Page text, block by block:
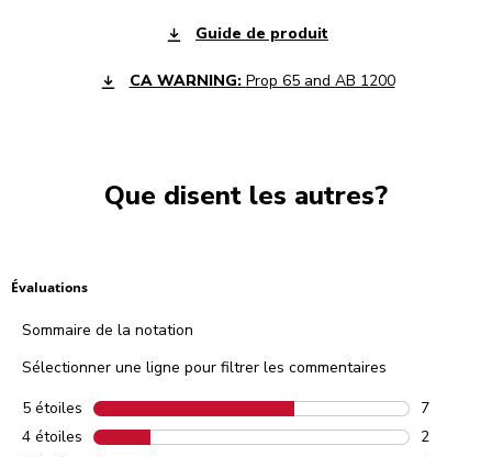
Guide de produit
CA WARNING: Prop 65 and AB 1200
Que disent les autres?
Évaluations
Sommaire de la notation
Sélectionner une ligne pour filtrer les commentaires
5 étoiles étoiles
7
7
4 étoiles étoiles
2